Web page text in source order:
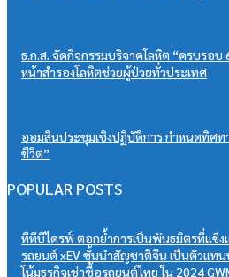
ธ.ก.ส. จัดกิจกรรมบริจาคโลหิต “ครบรอ
หน้าสำรองโลหิตช่วยผู้ป่วยทั่วประเทศ
ออมสินประชุมเชิงปฏิบัติการ กำหนดทิศท
ชีวิต”
POPULAR POSTS
ทีทีบีไดรฟ์ ตอกย้ำการเป็นพันธมิตรที่แข็ง
รถยนต์ xEV ชั้นนำสัญชาติจีน เป็นตัวแทน
โน้มธุรกิจเช่าซื้อรถยนต์ไทย ใน 2024